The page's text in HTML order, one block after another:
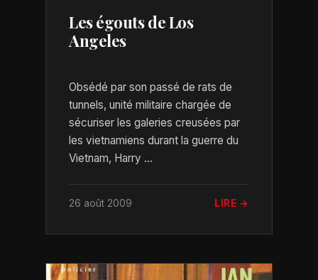
Les égouts de Los
Angeles
Obsédé par son passé de rats de
tunnels, unité militaire chargée de
sécuriser les galeries creusées par
les vietnamiens durant la guerre du
Vietnam, Harry ...
26 août 2009 LIRE →